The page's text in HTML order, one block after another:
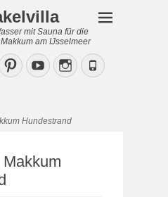
mit Sauna für die
am IJsselmeer
PinterestYouTubeInstagram
Phone
Hundestrand
Makkum